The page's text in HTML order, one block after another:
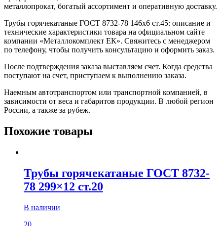
металлопрокат, богатый ассортимент и оперативную доставку.
Трубы горячекатаные ГОСТ 8732-78 146x6 ст.45: описание и
технические характеристики товара на официальном сайте
компании «Металлокомплект ЕК». Свяжитесь с менеджером
по телефону, чтобы получить консультацию и оформить заказ.
После подтверждения заказа выставляем счет. Когда средства
поступают на счет, приступаем к выполнению заказа.
Наемным автотранспортом или транспортной компанией, в
зависимости от веса и габаритов продукции. В любой регион
России, а также за рубеж.
Похожие товары
Трубы горячекатаные ГОСТ 8732-
78 299×12 ст.20
В наличии
20